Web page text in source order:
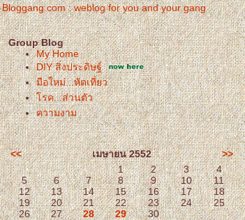
Bloggang.com : weblog for you and your gang
Group Blog
My Home
DIY สิ่งประดิษฐ์
มือใหม่...หัดเที่ยว
รค...ส่วนตัว
ความงาม
<< เมษายน 2552
>>
1
2 3
4
5
6 7 8 9 10
11
12
13 14 15 16 17
18
19
20 21 22 23 24
25
26
27 28 29 30